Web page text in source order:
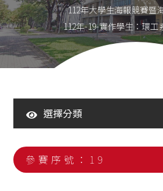
成大創新創業
聯絡我們
112年大學生海報競賽暨
112年-19-實作學生：環工
選擇分類
110年大學生海報競賽暨海報展
111年大學生海報競賽暨海報展
參賽序號：19